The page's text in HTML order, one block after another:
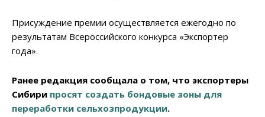
Присуждение премии осуществляется ежегодно по
результатам Всероссийского конкурса «Экспортер
года».
Ранее редакция сообщала о том, что экспортеры
Сибири просят создать бондовые зоны для
переработки сельхозпродукции.